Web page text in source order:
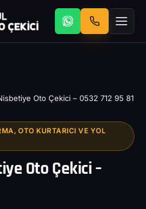
Oto Çekici – 0532 712 95 81
OTO KURTARICI VE YOL
Oto Çekici –